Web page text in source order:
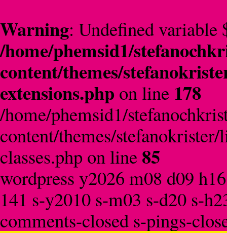
Warning: Undefined variable
/home/phemsid1/
content/themes/
extensions.php on line 178
/home/phemsid1/
content/themes/
classes.php on line 85
wordpress y2026 m08 d09
141 s-y2010 s-m03 s-d20 s-
comments-closed s-pings-